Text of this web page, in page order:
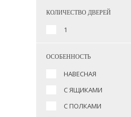
КОЛИЧЕСТВО ДВЕРЕЙ
1
ОСОБЕННОСТЬ
НАВЕСНАЯ
С ЯЩИКАМИ
С ПОЛКАМИ